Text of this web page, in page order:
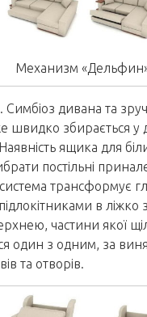
Механизм
Симбіоз дивана та
швидко збирається у
ящика для
постільні
трансформує
в ліжко
частини якої
один з одним, за
та отворів.